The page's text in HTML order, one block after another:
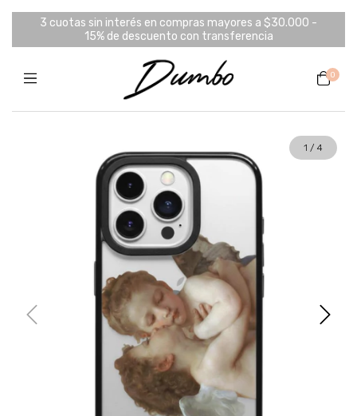
3 cuotas sin interés en compras mayores a $30.000 -
15% de descuento con transferencia
0
1 / 4